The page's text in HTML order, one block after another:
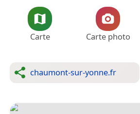
Carte Carte photo
chaumont-sur-yonne.fr